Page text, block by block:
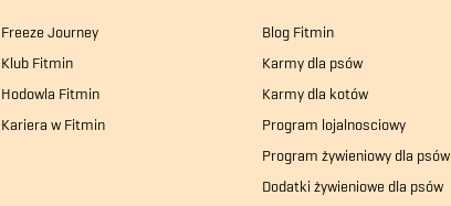
Freeze Journey
Klub Fitmin
Hodowla Fitmin
Kariera w Fitmin
Blog Fitmin
Karmy dla psów
Karmy dla kotów
Program lojalnosciowy
Program żywieniowy dla psów
Dodatki żywieniowe dla psów